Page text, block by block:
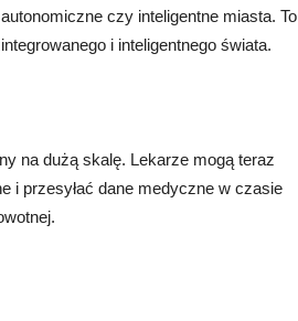
czy inteligentne miasta. To
i inteligentnego świata.
na dużą skalę. Lekarze mogą teraz
i przesyłać dane medyczne w czasie